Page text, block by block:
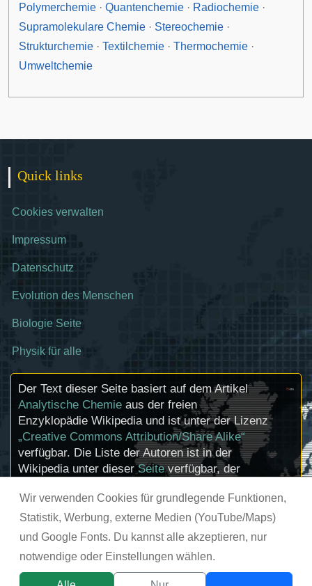
Wir verwenden Cookies für grundlegende Funktionen,
Statistik, Werbung, externe Medien (YouTube/Maps)
und Google Fonts. Du kannst alle akzeptieren, nur
notwendige oder Einstellungen wählen.
Polymerchemie · Quantenchemie · Radiochemie ·
Supramolekulare Chemie · Stereochemie ·
Strukturchemie · Textilchemie · Thermochemie ·
Umweltchemie
Quick links
Cookies verwalten
Impressum
Datenschutz
Evolution des Menschen
Biologie Seite
Physik für alle
Der Text dieser Seite basiert auf dem Artikel
Analytische Chemie aus der freien
Enzyklopädie Wikipedia und ist unter der Lizenz
„Creative Commons Attribution/Share Alike“
verfügbar. Die Liste der Autoren ist in der
Wikipedia unter dieserSeiteverfügbar, der
Informationen zu den Urhebern und zum
Lizenzstatus eingebundener Mediendateien
(etwa Bilder oder Videos) können im Regelfall
© chemie-schule.de 2026